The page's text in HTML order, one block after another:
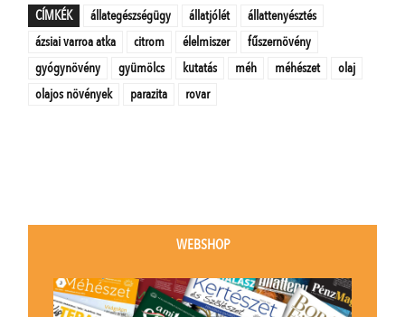
CÍMKÉK állategészségügy állatjólét
állattenyésztés
ázsiai varroa atka
citrom élelmiszer
fűszernövény
gyógynövény
gyümölcs kutatás méh méhészet
olaj
olajos növények
parazita rovar
WEBSHOP